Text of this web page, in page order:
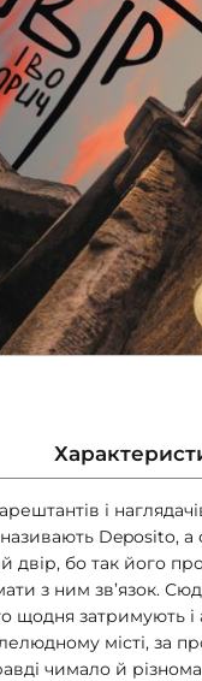
і
Deposito, а
двір, бо так його
з ним зв’язок.
щодня затримують
місті, за
чимало й